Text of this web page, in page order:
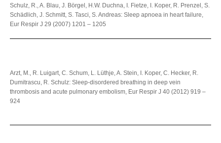
Schulz, R., A. Blau, J. Börgel, H.W. Duchna, I. Fietze, I. Koper, R. Prenzel, S.
Schädlich, J. Schmitt, S. Tasci, S. Andreas: Sleep apnoea in heart failure,
Eur Respir J 29 (2007) 1201 – 1205
Arzt, M., R. Luigart, C. Schum, L. Lüthje, A. Stein, I. Koper, C. Hecker, R.
Dumitrascu, R. Schulz: Sleep-disordered breathing in deep vein
thrombosis and acute pulmonary embolism, Eur Respir J 40 (2012) 919 –
924